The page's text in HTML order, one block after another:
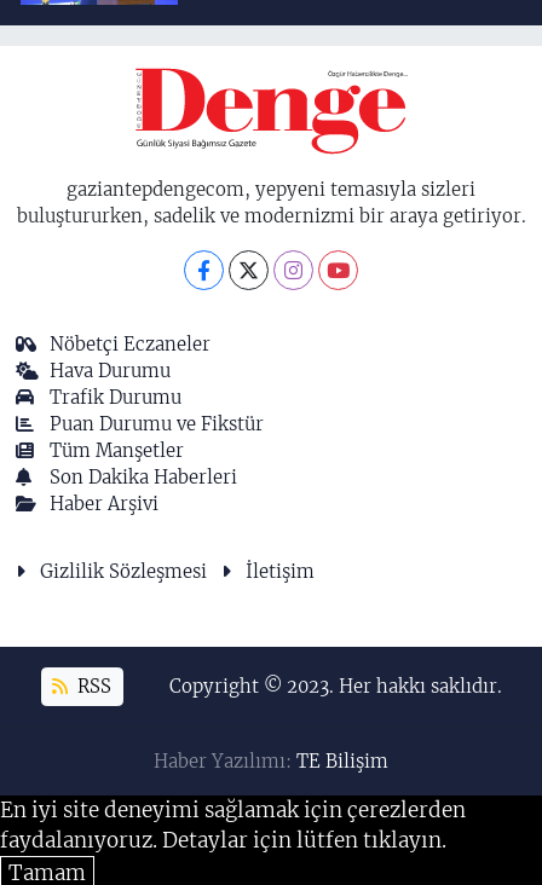
birisidir'
gaziantepdengecom, yepyeni temasıyla sizleri
buluştururken, sadelik ve modernizmi bir araya getiriyor.
Nöbetçi Eczaneler
Hava Durumu
Trafik Durumu
Puan Durumu ve Fikstür
Tüm Manşetler
Son Dakika Haberleri
Haber Arşivi
Gizlilik Sözleşmesi İletişim
RSS Copyright © 2023. Her hakkı saklıdır.
Haber Yazılımı: TE Bilişim
En iyi site deneyimi sağlamak için çerezlerden
faydalanıyoruz. Detaylar için lütfen tıklayın.
Tamam